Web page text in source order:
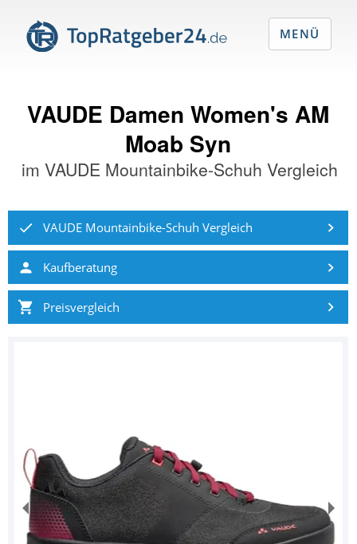
VAUDE Damen Women's AM
Moab Syn
imVAUDE Mountainbike-Schuh Vergleich
VAUDE Mountainbike-Schuh Vergleich
Kaufberatung
Preisvergleich
MENÜ